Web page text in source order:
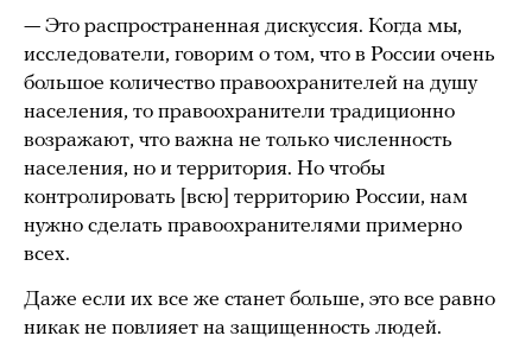
— Это распространенная дискуссия. Когда мы,
исследователи, говорим о том, что в России очень
большое количество правоохранителей на душу
населения, то правоохранители традиционно
возражают, что важна не только численность
населения, но и территория. Но чтобы
контролировать [всю] территорию России, нам
нужно сделать правоохранителями примерно
всех.
Даже если их все же станет больше, это все равно
никак не повлияет на защищенность людей.